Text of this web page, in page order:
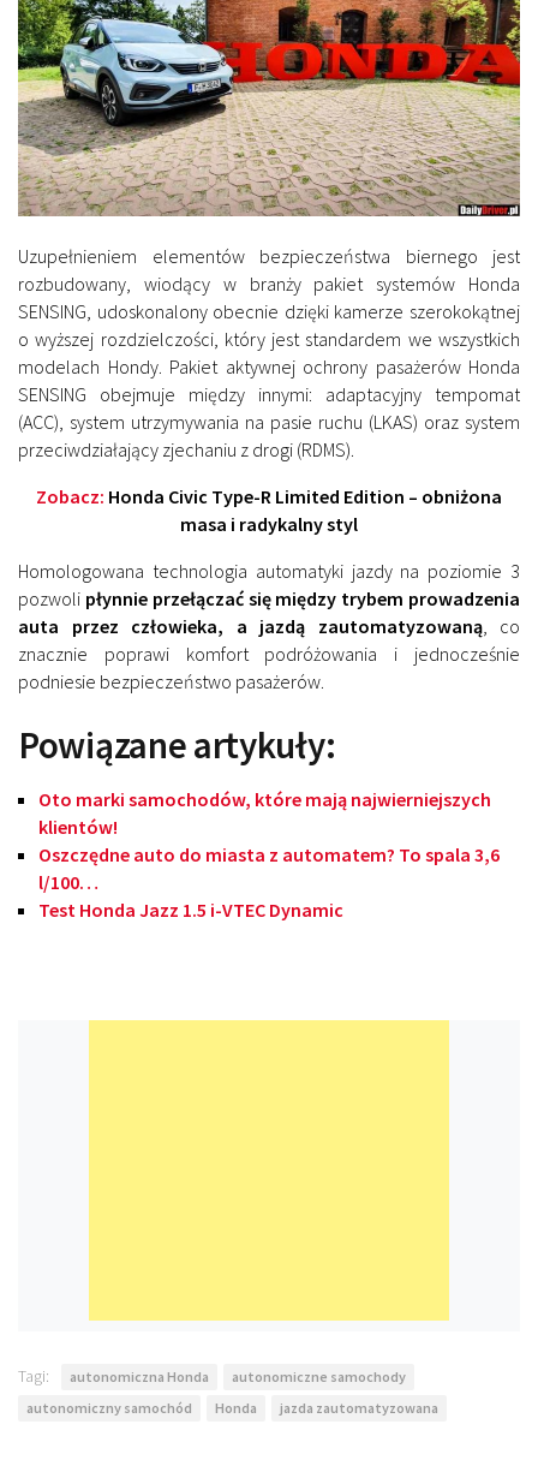
Uzupełnieniem elementów bezpieczeństwa biernego jest
rozbudowany, wiodący w branży pakiet systemów Honda
SENSING, udoskonalony obecnie dzięki kamerze szerokokątnej
o wyższej rozdzielczości, który jest standardem we wszystkich
modelach Hondy. Pakiet aktywnej ochrony pasażerów Honda
SENSING obejmuje między innymi: adaptacyjny tempomat
(ACC), system utrzymywania na pasie ruchu (LKAS) oraz system
przeciwdziałający zjechaniu z drogi (RDMS).
Zobacz: Honda Civic Type-R Limited Edition – obniżona
masa i radykalny styl
Homologowana technologia automatyki jazdy na poziomie 3
pozwoli płynnie przełączać się między trybem prowadzenia
auta przez człowieka, a jazdą zautomatyzowaną, co
znacznie poprawi komfort podróżowania i jednocześnie
podniesie bezpieczeństwo pasażerów.
Powiązane artykuły:
Oto marki samochodów, które mają najwierniejszych
klientów!
Oszczędne auto do miasta z automatem? To spala 3,6
l/100…
Test Honda Jazz 1.5 i-VTEC Dynamic
Tagi: autonomiczna Honda
autonomiczne samochody
autonomiczny samochód
Honda jazda zautomatyzowana